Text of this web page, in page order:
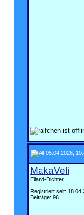
05.04.2026,
MakaVeli
Eiland-Dichter
Registriert seit:
Beiträge: 96